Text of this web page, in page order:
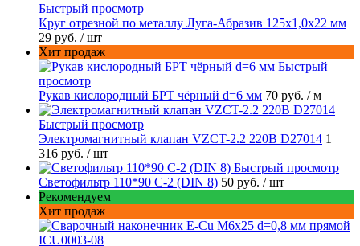
Быстрый просмотр
Круг отрезной по металлу Луга-Абразив 125x1,0x22 мм
29 руб. / шт
Хит продаж
Быстрый
просмотр
Рукав кислородный БРТ чёрный d=6 мм 70 руб. / м
Быстрый просмотр
Электромагнитный клапан VZCT-2.2 220В D27014 1
316 руб. / шт
Быстрый просмотр
Светофильтр 110*90 С-2 (DIN 8) 50 руб. / шт
Рекомендуем
Хит продаж